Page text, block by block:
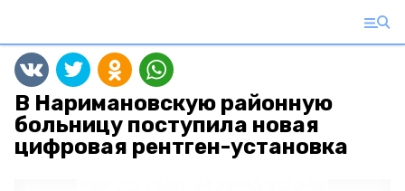
В Наримановскую районную
больницу поступила новая
цифровая рентген-установка